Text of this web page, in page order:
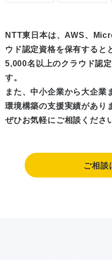
NTT東日本は、AWS、
ウド認定資格を保有すると
5,000名以上のクラウド認
す。
また、中小企業から大企業
環境構築の支援実績があり
ぜひお気軽にご相談くださ
ご相談